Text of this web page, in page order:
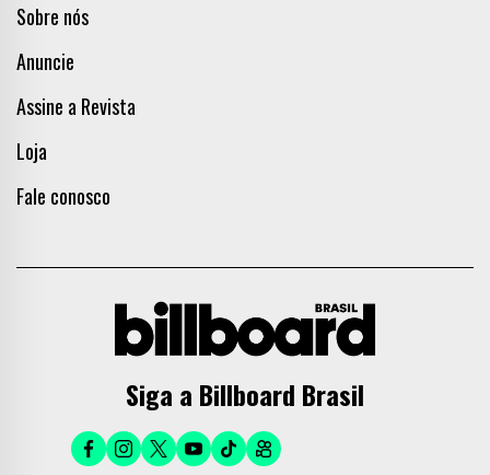
Sobre nós
Anuncie
Assine a Revista
Loja
Fale conosco
Siga a Billboard Brasil